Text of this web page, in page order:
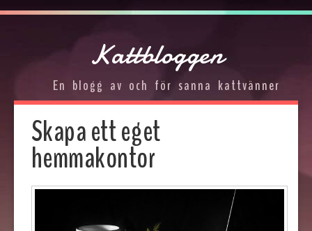
Kattbloggen
En blogg av och för sanna kattvänner
Skapa ett eget
hemmakontor